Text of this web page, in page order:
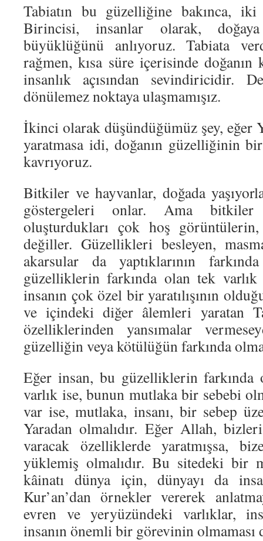
Tabiatın bu güzelliğine bakınca, iki
Birincisi, insanlar olarak,
büyüklüğünü anlıyoruz. Tabiata
rağmen, kısa süre içerisinde
insanlık açısından sevindiricidir.
dönülemez noktaya ulaşmamışız.
İkinci olarak düşündüğümüz şey, eğer
yaratmasa idi, doğanın güzelliğinin bir
kavrıyoruz.
Bitkiler ve hayvanlar, doğada
göstergeleri onlar. Ama
oluşturdukları çok hoş
değiller. Güzellikleri besleyen,
akarsular da yaptıklarının
güzelliklerin farkında olan tek varlık
insanın çok özel bir yaratılışının
ve içindeki diğer âlemleri yaratan
özelliklerinden yansımalar
güzelliğin veya kötülüğün farkında
Eğer insan, bu güzelliklerin farkında
varlık ise, bunun mutlaka bir sebebi
var ise, mutlaka, insanı, bir sebep
Yaradan olmalıdır. Eğer Allah,
varacak özelliklerde yaratmışsa,
yüklemiş olmalıdır. Bu sitedeki bir
kâinatı dünya için, dünyayı da
Kur’an’dan örnekler vererek
evren ve yeryüzündeki varlıklar,
insanın önemli bir görevinin olmaması